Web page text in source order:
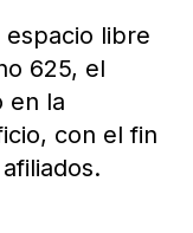
libre
625, el
en la
con el fin